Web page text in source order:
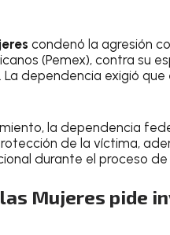
condenó la agresión
(Pemex), contra su
. La dependencia exigió
la dependencia
de la víctima,
durante el proceso
Mujeres pide